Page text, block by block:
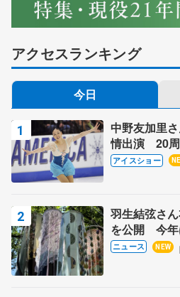
アクセスランキング
今日
中野友加里
情出演 20周
ス」 宮本賢
アイスショー
羽生結弦さ
を公開 今年
の瑞鳳殿
ニュース NEW